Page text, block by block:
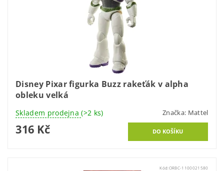
Disney Pixar figurka Buzz rakeťák v alpha
obleku velká
Skladem prodejna(>2 ks) Značka: Mattel
316 Kč
Kód: ORBC-1100021580